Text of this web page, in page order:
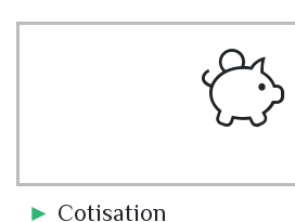
► Cotisation